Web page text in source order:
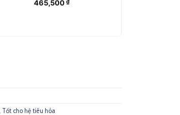
465,500 ₫
lớn (60 viên) quantity
Tốt cho hệ tiêu hóa